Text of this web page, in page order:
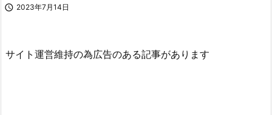
 2023年7月14日
サイト運営維持の為広告のある記事があります